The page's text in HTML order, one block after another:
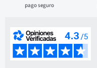
pago seguro